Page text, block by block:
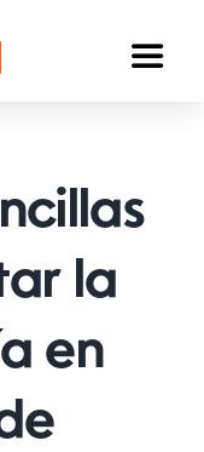
Toggle
la
en